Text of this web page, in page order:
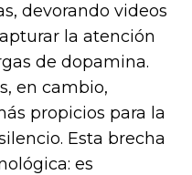
devorando videos
la atención
de dopamina.
en cambio,
propicios para la
Esta brecha
es